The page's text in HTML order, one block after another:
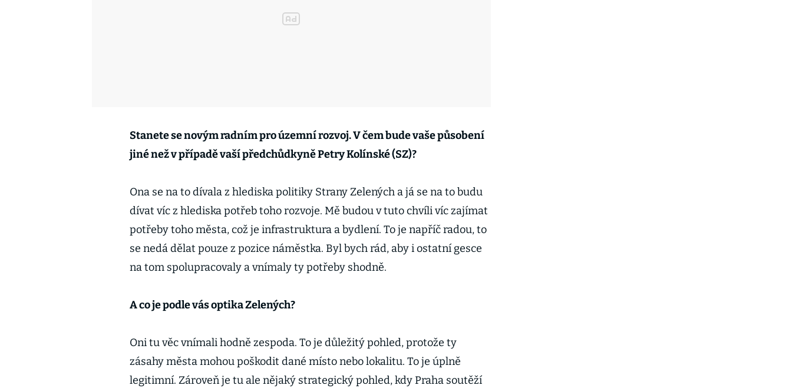
Stanete se novým radním pro územní rozvoj. V čem bude vaše působení
jiné než v případě vaší předchůdkyně Petry Kolínské (SZ)?
Ona se na to dívala z hlediska politiky Strany Zelených a já se na to budu
dívat víc z hlediska potřeb toho rozvoje. Mě budou v tuto chvíli víc zajímat
potřeby toho města, což je infrastruktura a bydlení. To je napříč radou, to
se nedá dělat pouze z pozice náměstka. Byl bych rád, aby i ostatní gesce
na tom spolupracovaly a vnímaly ty potřeby shodně.
A co je podle vás optika Zelených?
Oni tu věc vnímali hodně zespoda. To je důležitý pohled, protože ty
zásahy města mohou poškodit dané místo nebo lokalitu. To je úplně
legitimní. Zároveň je tu ale nějaký strategický pohled, kdy Praha soutěží